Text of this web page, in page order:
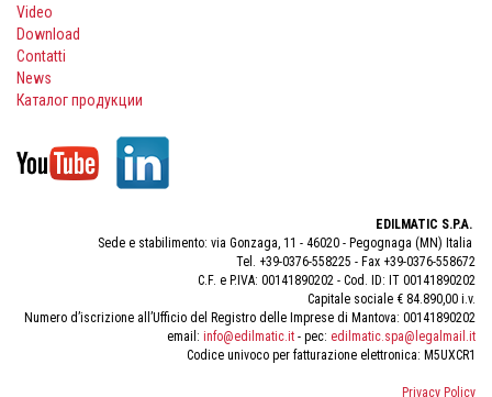
Video
Download
Contatti
News
Каталог продукции
EDILMATIC S.P.A.
Sede e stabilimento: via Gonzaga, 11 - 46020 - Pegognaga (MN) Italia
Tel. +39-0376-558225 - Fax +39-0376-558672
C.F. e P.IVA: 00141890202 - Cod. ID: IT 00141890202
Capitale sociale € 84.890,00 i.v.
Numero d’iscrizione all’Ufficio del Registro delle Imprese di Mantova: 00141890202
email: info@edilmatic.it - pec: edilmatic.spa@legalmail.it
Codice univoco per fatturazione elettronica: M5UXCR1
Privacy Policy